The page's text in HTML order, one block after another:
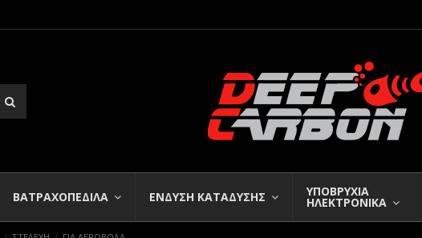
ΒΑΤΡΑΧΟΠΕΔΙΛΑ ΕΝΔΥΣΗ ΚΑΤΑΔΥΣΗΣ ΥΠΟΒΡΥΧΙΑ
ΗΛΕΚΤΡΟΝΙΚΑ